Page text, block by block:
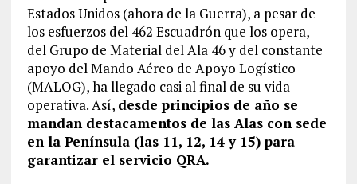
Estados Unidos (ahora de la Guerra), a pesar de
los esfuerzos del 462 Escuadrón que los opera,
del Grupo de Material del Ala 46 y del constante
apoyo del Mando Aéreo de Apoyo Logístico
(MALOG), ha llegado casi al final de su vida
operativa. Así, desde principios de año se
mandan destacamentos de las Alas con sede
en la Península (las 11, 12, 14 y 15) para
garantizar el servicio QRA.